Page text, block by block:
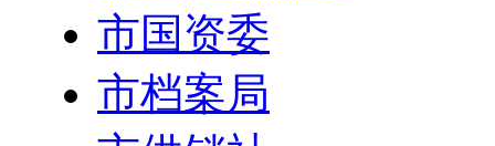
市国资委
市档案局